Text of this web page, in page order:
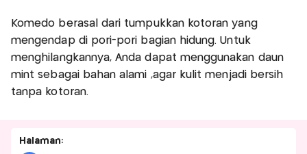
Komedo berasal dari tumpukkan kotoran yang
mengendap di pori-pori bagian hidung. Untuk
menghilangkannya, Anda dapat menggunakan daun
mint sebagai bahan alami ,agar kulit menjadi bersih
tanpa kotoran.
Halaman: